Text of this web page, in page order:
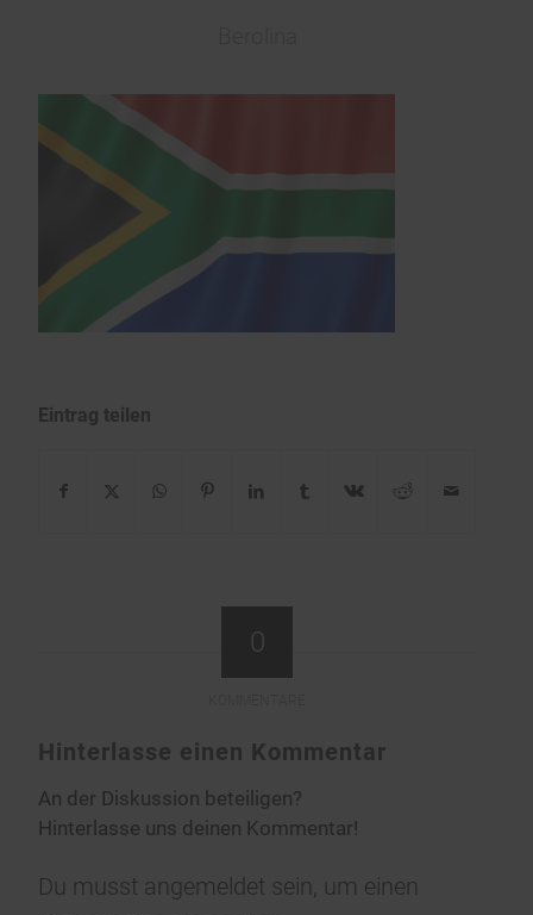
Eintrag teilen
0
Hinterlasse einen Kommentar
An der Diskussion beteiligen?
Hinterlasse uns deinen Kommentar!
Du musst angemeldet sein, um einen